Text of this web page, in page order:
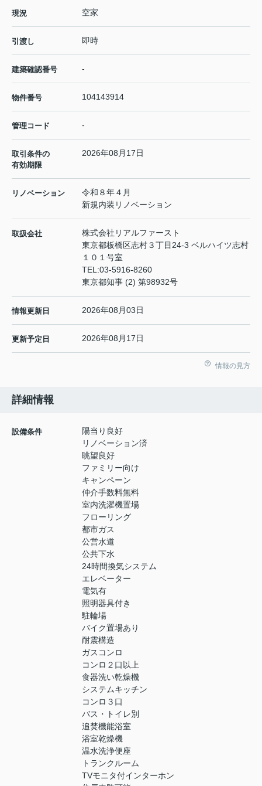
現況 空家
引渡し 即時
建築確認番号 -
物件番号 104143914
管理コード -
取引条件の
有効期限
2026年08月17日
リノベーション
令和８年４月
新規内装リノベーション
取扱会社
株式会社リアルファースト
東京都板橋区志村３丁目24-3 ベルハイツ志村
１０１号室
TEL:03-5916-8260
東京都知事 (2) 第98932号
情報更新日 2026年08月03日
更新予定日 2026年08月17日
情報の見方
詳細情報
設備条件
陽当り良好
リノベーション済
眺望良好
ファミリー向け
キャンペーン
仲介手数料無料
室内洗濯機置場
フローリング
都市ガス
公営水道
公共下水
24時間換気システム
エレベーター
電気有
照明器具付き
駐輪場
バイク置場あり
耐震構造
ガスコンロ
コンロ２口以上
食器洗い乾燥機
システムキッチン
コンロ３口
バス・トイレ別
追焚機能浴室
浴室乾燥機
温水洗浄便座
トランクルーム
TVモニタ付インターホン